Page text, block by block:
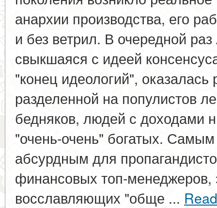
анархии производства, его
и без ветрил. В очередной
свыкшаяся с идеей
"конец идеологий", оказалась
разделенной на популистов
бедняков, людей с доходами
"очень-очень" богатых.
абсурдным для
финансовых топ-менеджеров,
восславляющих "обще ...